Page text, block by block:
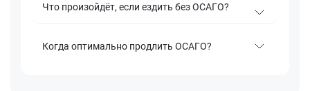
Что произойдёт, если ездить без ОСАГО?
Когда оптимально продлить ОСАГО?